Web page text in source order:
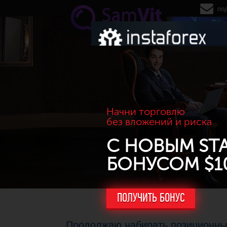
Перейти к основному содержанию
Начни торговлю
без вложений и риска
С НОВЫМ
БОНУСОМ
ПОЛУЧИТЬ БОНУС